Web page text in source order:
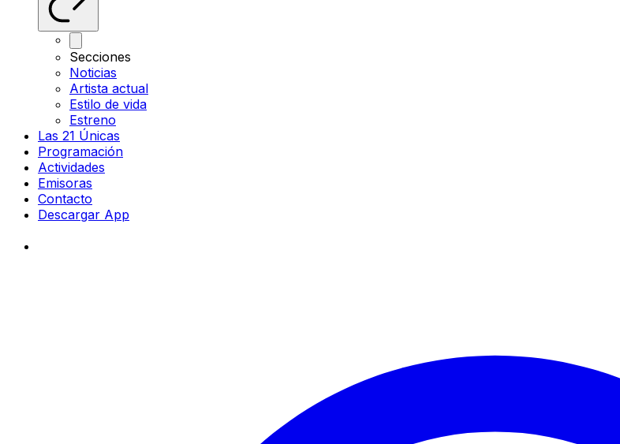
Secciones
Noticias
Artista actual
Estilo de vida
Estreno
Las 21 Únicas
Programación
Actividades
Emisoras
Contacto
Descargar App